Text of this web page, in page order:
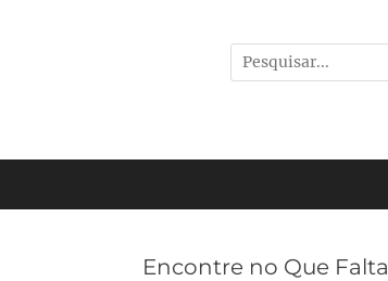
Pesquisar
por:
Encontre no Que Falta